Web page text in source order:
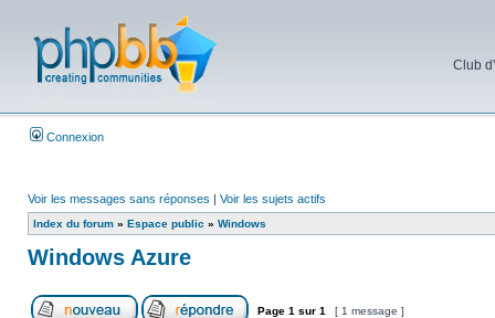
Club
Connexion
Voir les messages sans réponses | Voir les sujets actifs
Index du forum » Espace public » Windows
Windows Azure
Page 1 sur 1 [ 1 message ]